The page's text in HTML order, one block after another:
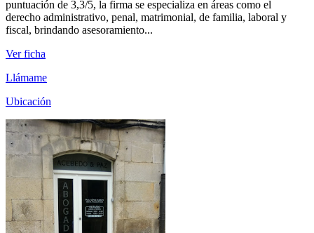
puntuación de 3,3/5, la firma se especializa en áreas como el
derecho administrativo, penal, matrimonial, de familia, laboral y
fiscal, brindando asesoramiento...
Ver ficha
Llámame
Ubicación